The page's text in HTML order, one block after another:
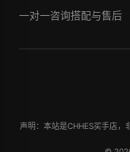
一对一咨询搭配与售后
声明：本站是CHHES买手店，